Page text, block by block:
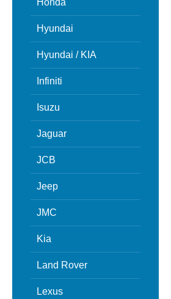
Honda
Hyundai
Hyundai / KIA
Infiniti
Isuzu
Jaguar
JCB
Jeep
JMC
Kia
Land Rover
Lexus